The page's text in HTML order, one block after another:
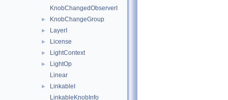
KnobChangedObserverI
► KnobChangeGroup
► LayerI
► License
► LightContext
►
LightOp
Linear
►
LinkableI
LinkableKnobInfo